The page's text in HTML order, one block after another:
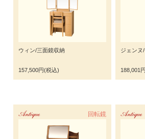
ウィン/三面鏡収納
157,500円(税込)
ジェンヌ
188,001
回転鏡